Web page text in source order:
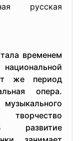
русская
временем
же период
опера.
развитие